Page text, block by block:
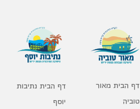
דף הבית מאור
טוביה
דף הבית נתיבות
יוסף